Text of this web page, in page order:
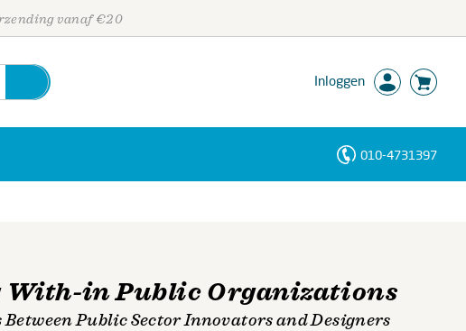
vanaf €20
Inloggen
010-4731397
With-in Public Organizations
Public Sector Innovators and Designers
Personen